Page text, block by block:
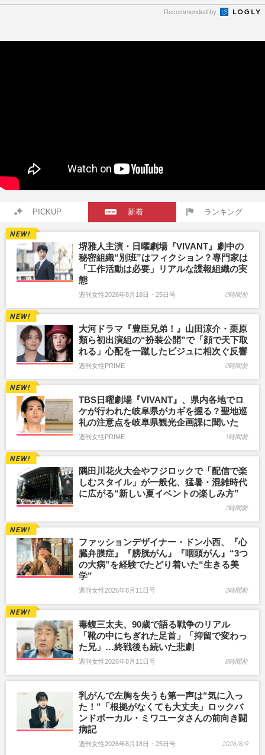
Recommended by
PICKUP 新着 ランキング
堺雅人主演・日曜劇場『VIVANT』劇中の
秘密組織“別班”はフィクション？専門家は
「工作活動は必要」リアルな諜報組織の実
態
週刊女性2026年8月18日・25日号 0時間前
大河ドラマ『豊臣兄弟！』山田涼介・栗原
類ら初出演組の“扮装公開”で「顔で天下取
れる」心配を一蹴したビジュに相次ぐ反響
週刊女性PRIME 0時間前
TBS日曜劇場『VIVANT』、県内各地でロ
ケが行われた岐阜県がカギを握る？聖地巡
礼の注意点を岐阜県観光企画課に聞いた
週刊女性PRIME 1時間前
隅田川花火大会やフジロックで「配信で楽
しむスタイル」が一般化、猛暑・混雑時代
に広がる“新しい夏イベントの楽しみ方”
2時間前
ファッションデザイナー・ドン小西、『心
臓弁膜症』『膀胱がん』『咽頭がん』“3つ
の大病”を経験でたどり着いた“生きる美
学”
週刊女性2026年8月11日号 3時間前
毒蝮三太夫、90歳で語る戦争のリアル
「靴の中にちぎれた足首」「抑留で変わっ
た兄」…終戦後も続いた悲劇
週刊女性2026年8月11日号 8時間前
乳がんで左胸を失うも第一声は“気に入っ
た！”「根拠がなくても大丈夫」ロックバ
ンドボーカル・ミワユータさんの前向き闘
病記
週刊女性2026年8月18日・25日号 2026/8/9